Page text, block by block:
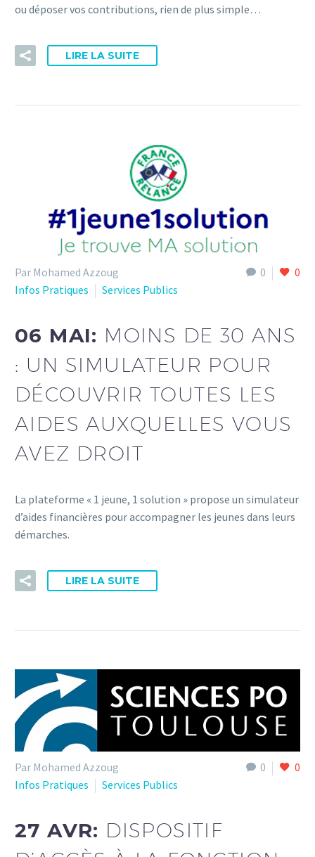
ou déposer vos contributions, rien de plus simple…
LIRE LA SUITE
0 0
Par Mohamed Azzoug
Infos Pratiques
Services Publics
06 MAI: MOINS DE 30 ANS
: UN SIMULATEUR POUR
DÉCOUVRIR TOUTES LES
AIDES AUXQUELLES VOUS
AVEZ DROIT
La plateforme « 1 jeune, 1 solution » propose un simulateur
d’aides financières pour accompagner les jeunes dans leurs
démarches.
LIRE LA SUITE
0 0
Par Mohamed Azzoug
Infos Pratiques
Services Publics
27 AVR: DISPOSITIF